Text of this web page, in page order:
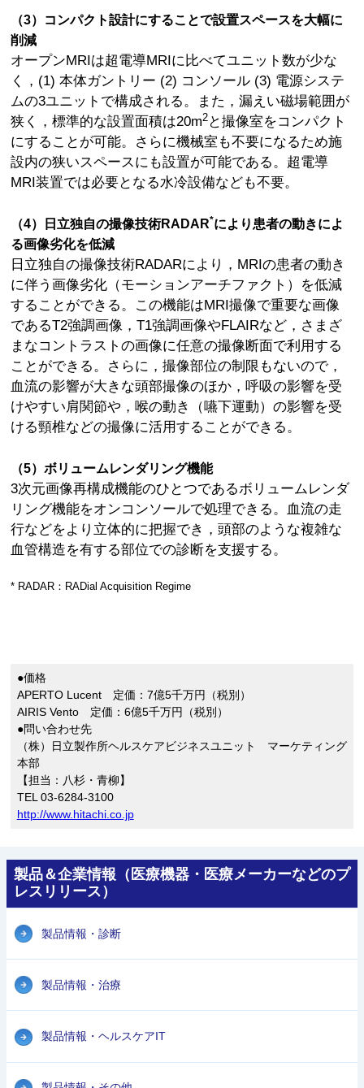
（3）コンパクト設計にすることで設置スペースを大幅に
削減
オープンMRIは超電導MRIに比べてユニット数が少な
く，(1) 本体ガントリー (2) コンソール (3) 電源システ
ムの3ユニットで構成される。また，漏えい磁場範囲が
狭く，標準的な設置面積は20m2 と撮像室をコンパクト
にすることが可能。さらに機械室も不要になるため施
設内の狭いスペースにも設置が可能である。超電導
MRI装置では必要となる水冷設備なども不要。
（4）日立独自の撮像技術RADAR*により患者の動きによ
る画像劣化を低減
日立独自の撮像技術RADARにより，MRIの患者の動き
に伴う画像劣化（モーションアーチファクト）を低減
することができる。この機能はMRI撮像で重要な画像
であるT2強調画像，T1強調画像やFLAIRなど，さまざ
まなコントラストの画像に任意の撮像断面で利用する
ことができる。さらに，撮像部位の制限もないので，
血流の影響が大きな頭部撮像のほか，呼吸の影響を受
けやすい肩関節や，喉の動き（嚥下運動）の影響を受
ける頸椎などの撮像に活用することができる。
（5）ボリュームレンダリング機能
3次元画像再構成機能のひとつであるボリュームレンダ
リング機能をオンコンソールで処理できる。血流の走
行などをより立体的に把握でき，頭部のような複雑な
血管構造を有する部位での診断を支援する。
* RADAR：RADial Acquisition Regime
●価格
APERTO Lucent 定価：7億5千万円（税別）
AIRIS Vento 定価：6億5千万円（税別）
●問い合わせ先
（株）日立製作所ヘルスケアビジネスユニット マーケティング
本部
【担当：八杉・青柳】
TEL 03-6284-3100
http://www.hitachi.co.jp
製品＆企業情報（医療機器・医療メーカーなどのプ
レスリリース）
製品情報・診断
製品情報・治療
製品情報・ヘルスケアIT